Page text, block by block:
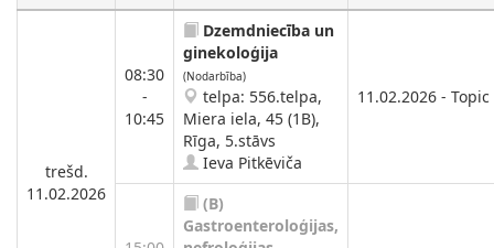
trešd.
11.02.2026
08:30
-
10:45
Dzemdniecība un
ginekoloģija
(Nodarbība)
telpa: 556.telpa,
Miera iela, 45 (1B),
Rīga, 5.stāvs
Ieva Pitkēviča
11.02.2026 - Topic
(B)
Gastroenteroloģijas,